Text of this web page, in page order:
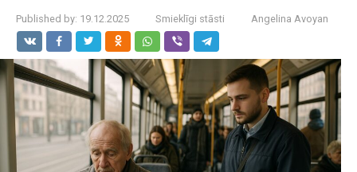
Published by: 19.12.2025 Smieklīgi stāsti Angelina Avoyan